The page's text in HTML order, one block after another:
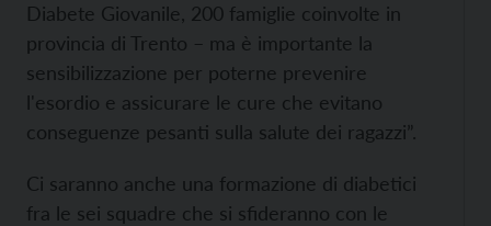
Diabete Giovanile, 200 famiglie coinvolte in
provincia di Trento – ma è importante la
sensibilizzazione per poterne prevenire
l'esordio e assicurare le cure che evitano
conseguenze pesanti sulla salute dei ragazzi”.
Ci saranno anche una formazione di diabetici
fra le sei squadre che si sfideranno con le